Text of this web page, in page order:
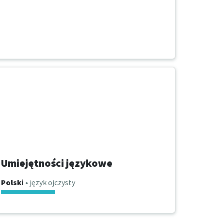
Umiejętności językowe
Polski • język ojczysty